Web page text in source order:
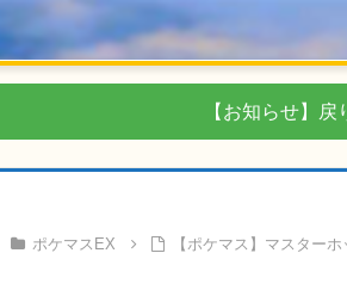
【お知らせ】
ポケマスEX
【ポケマス】マスター